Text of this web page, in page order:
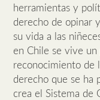
herramientas y
derecho de opinar
su vida a las
en Chile se vive un
reconocimiento de
derecho que se ha
crea el Sistema de